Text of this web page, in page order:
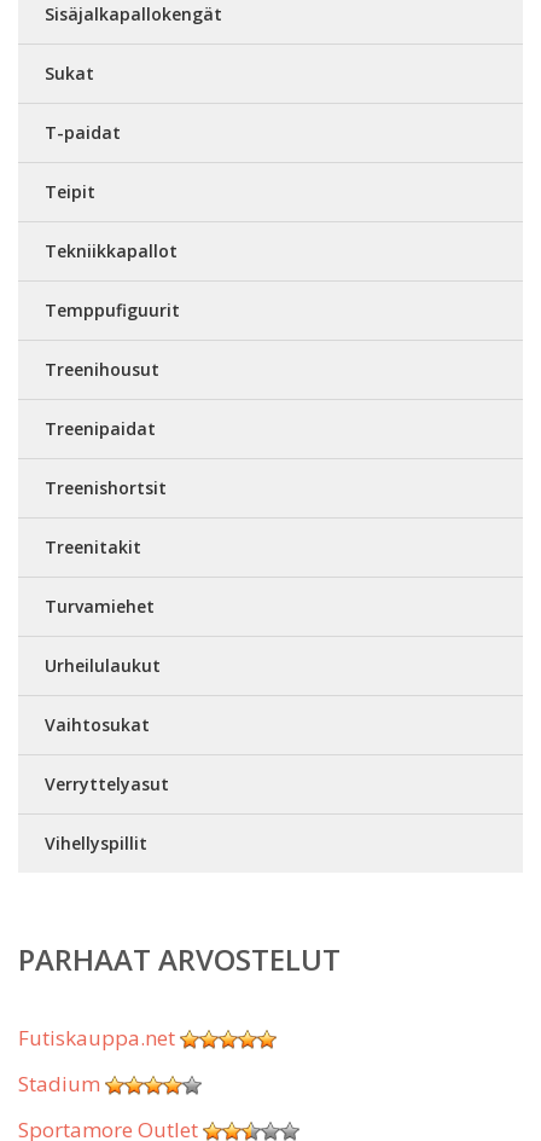
Sisäjalkapallokengät
Sukat
T-paidat
Teipit
Tekniikkapallot
Temppufiguurit
Treenihousut
Treenipaidat
Treenishortsit
Treenitakit
Turvamiehet
Urheilulaukut
Vaihtosukat
Verryttelyasut
Vihellyspillit
PARHAAT ARVOSTELUT
Futiskauppa.net
Stadium
Sportamore Outlet